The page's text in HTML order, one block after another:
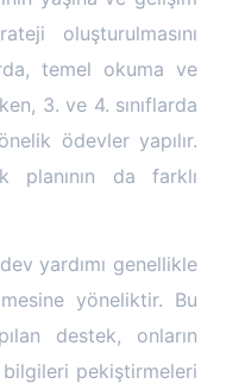
oluşturulmasını
temel okuma ve
3. ve 4. sınıflarda
ödevler yapılır.
planının da farklı
yardımı genellikle
yöneliktir. Bu
destek, onların
bilgileri pekiştirmeleri